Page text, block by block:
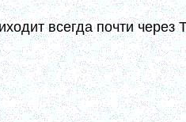
всегда почти через
когда стоишь на
с огоньком; но
почти чрез таинства